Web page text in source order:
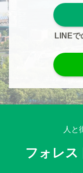
LINEで
人と
フォレス